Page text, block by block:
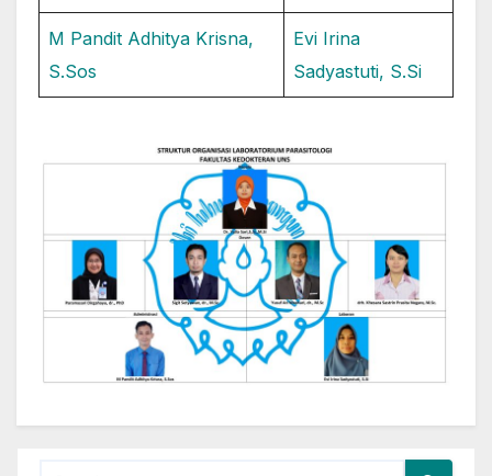
M Pandit Adhitya Krisna,
S.Sos
Evi Irina
Sadyastuti, S.Si